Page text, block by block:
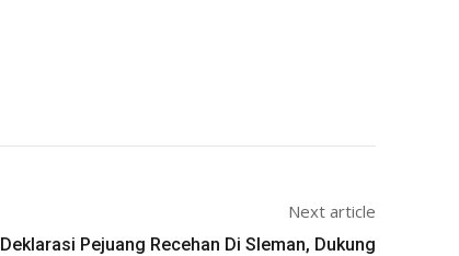
Next article
Deklarasi Pejuang Recehan Di Sleman, Dukung